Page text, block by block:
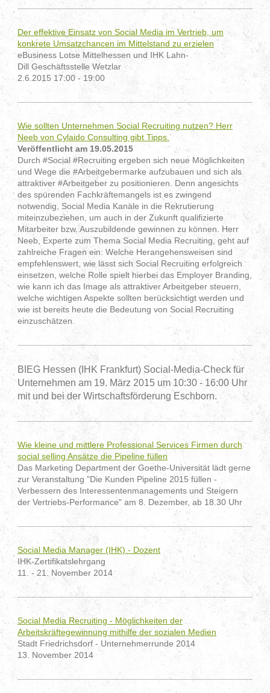
Der effektive Einsatz von Social Media im Vertrieb, um
konkrete Umsatzchancen im Mittelstand zu erzielen
eBusiness Lotse Mittelhessen und IHK Lahn-
Dill Geschäftsstelle Wetzlar
2.6.2015 17:00 - 19:00
Wie sollten Unternehmen Social Recruiting nutzen? Herr
Neeb von Cylaido Consulting gibt Tipps.
Veröffentlicht am 19.05.2015
Durch #Social #Recruiting ergeben sich neue Möglichkeiten
und Wege die #Arbeitgebermarke aufzubauen und sich als
attraktiver #Arbeitgeber zu positionieren. Denn angesichts
des spürenden Fachkräftemangels ist es zwingend
notwendig, Social Media Kanäle in die Rekrutierung
miteinzubeziehen, um auch in der Zukunft qualifizierte
Mitarbeiter bzw. Auszubildende gewinnen zu können. Herr
Neeb, Experte zum Thema Social Media Recruiting, geht auf
zahlreiche Fragen ein: Welche Herangehensweisen sind
empfehlenswert, wie lässt sich Social Recruiting erfolgreich
einsetzen, welche Rolle spielt hierbei das Employer Branding,
wie kann ich das Image als attraktiver Arbeitgeber steuern,
welche wichtigen Aspekte sollten berücksichtigt werden und
wie ist bereits heute die Bedeutung von Social Recruiting
einzuschätzen.
BIEG Hessen (IHK Frankfurt) Social-Media-Check für
Unternehmen am 19. März 2015 um 10:30 - 16:00 Uhr
mit und bei der Wirtschaftsförderung Eschborn.
Wie kleine und mittlere Professional Services Firmen durch
social selling Ansätze die Pipeline füllen
Das Marketing Department der Goethe-Universität lädt gerne
zur Veranstaltung "Die Kunden Pipeline 2015 füllen -
Verbessern des Interessentenmanagements und Steigern
der Vertriebs-Performance" am 8. Dezember, ab 18.30 Uhr
Social Media Manager (IHK) - Dozent
IHK-Zertifikatslehrgang
11. - 21. November 2014
Social Media Recruiting - Möglichkeiten der
Arbeitskräftegewinnung mithilfe der sozialen Medien
Stadt Friedrichsdorf - Unternehmerrunde 2014
13. November 2014